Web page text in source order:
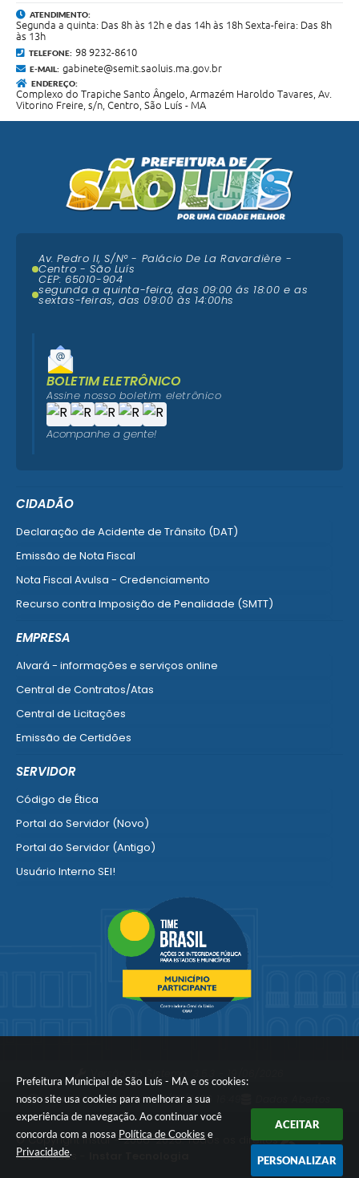
Prefeitura Municipal de São Luís - MA e os cookies:
nosso site usa cookies para melhorar a sua
experiência de navegação. Ao continuar você
concorda com a nossa Política de Cookies e
Privacidade.
ACEITAR
PERSONALIZAR
ATENDIMENTO:
Segunda a quinta: Das 8h às 12h e das 14h às 18h Sexta-feira: Das 8h
às 13h
TELEFONE: 98 9232-8610
E-MAIL: gabinete@semit.saoluis.ma.gov.br
ENDEREÇO:
Complexo do Trapiche Santo Ângelo, Armazém Haroldo Tavares, Av.
Vitorino Freire, s/n, Centro, São Luís - MA
CIDADÃO
Declaração de Acidente de Trânsito (DAT)
Emissão de Nota Fiscal
Nota Fiscal Avulsa - Credenciamento
Recurso contra Imposição de Penalidade (SMTT)
EMPRESA
Alvará - informações e serviços online
Central de Contratos/Atas
Central de Licitações
Emissão de Certidões
SERVIDOR
Código de Ética
Portal do Servidor (Novo)
Portal do Servidor (Antigo)
Usuário Interno SEI!
Portal do Segurado
Manual de Gestão Patrimonial
Ver mais serviços para o Servidor
Av. Pedro II, S/N° - Palácio De La Ravardière -
Centro - São Luís
CEP: 65010-904
segunda a quinta-feira, das 09:00 ás 18:00 e as
sextas-feiras, das 09:00 às 14:00hs
BOLETIM ELETRÔNICO
Assine nosso boletim eletrônico
Acompanhe a gente!
Portal atualizado em:10/08/2026 16:49
© Copyright Instar - 2006-2026. Todos os direitos
reservados -